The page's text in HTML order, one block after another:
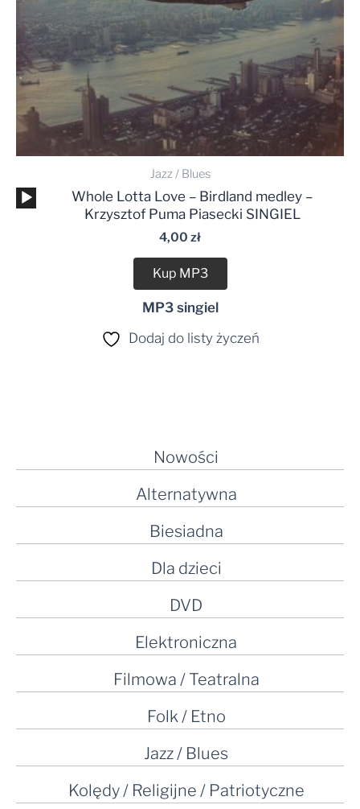
Nowości
Alternatywna
Biesiadna
Dla dzieci
DVD
Elektroniczna
Filmowa / Teatralna
Folk / Etno
Jazz / Blues
Kolędy / Religijne / Patriotyczne
Jazz / Blues
Odtwarzacz
plików
dźwiękowych
Whole Lotta Love – Birdland medley –
Krzysztof Puma Piasecki SINGIEL
4,00 zł
Kup MP3
MP3 singiel
Dodaj do listy życzeń